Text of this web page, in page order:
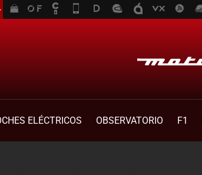
ELÉCTRICOS OBSERVATORIO F1